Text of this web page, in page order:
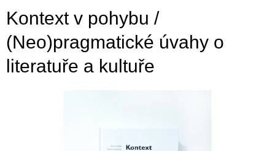
Kontext v pohybu /
(Neo)pragmatické úvahy o
literatuře a kultuře
ř
e
b
u